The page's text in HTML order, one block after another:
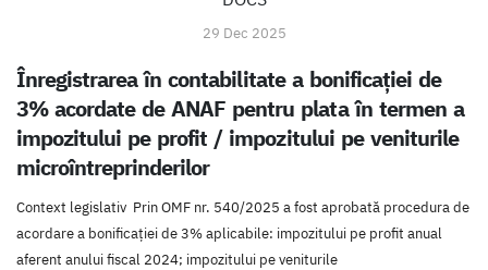
29 Dec 2025
Înregistrarea în contabilitate a bonificației de
3% acordate de ANAF pentru plata în termen a
impozitului pe profit / impozitului pe veniturile
microîntreprinderilor
Context legislativ Prin OMF nr. 540/2025 a fost aprobată procedura de
acordare a bonificației de 3% aplicabile: impozitului pe profit anual
aferent anului fiscal 2024; impozitului pe veniturile